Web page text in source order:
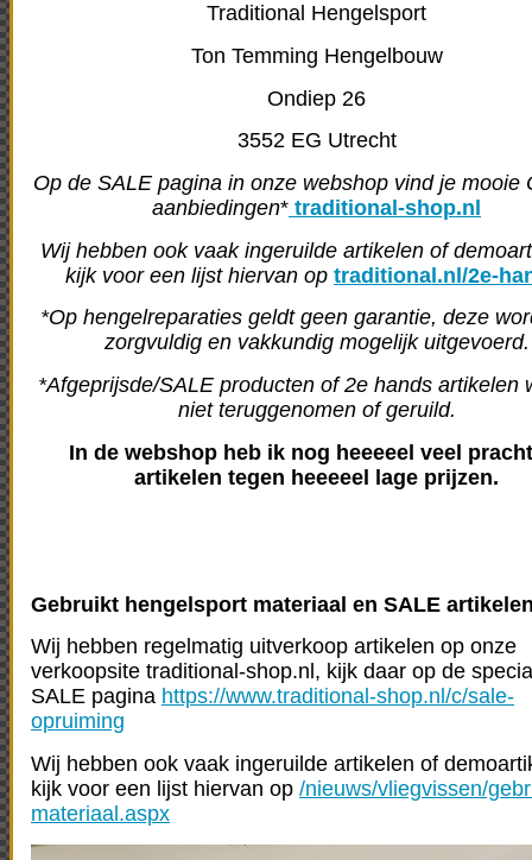
Traditional Hengelsport
Ton Temming Hengelbouw
Ondiep 26
3552 EG Utrecht
Op de SALE pagina in onze webshop vind je mooie
aanbiedingen* traditional-shop.nl
Wij hebben ook vaak ingeruilde artikelen of
kijk voor een lijst hiervan op traditional.nl/2e-
*Op hengelreparaties geldt geen garantie, deze
zorgvuldig en vakkundig mogelijk uitgevoerd.
*Afgeprijsde/SALE producten of 2e hands artikelen
niet teruggenomen of geruild.
In de webshop heb ik nog heeeeel veel
artikelen tegen heeeeel lage prijzen.
Gebruikt hengelsport materiaal en SALE
Wij hebben regelmatig uitverkoop artikelen op onze
verkoopsite traditional-shop.nl, kijk daar op de
SALE pagina https://www.traditional-shop.nl/c/sale-
opruiming
Wij hebben ook vaak ingeruilde artikelen of
kijk voor een lijst hiervan op /nieuws/vliegvissen/
materiaal.aspx